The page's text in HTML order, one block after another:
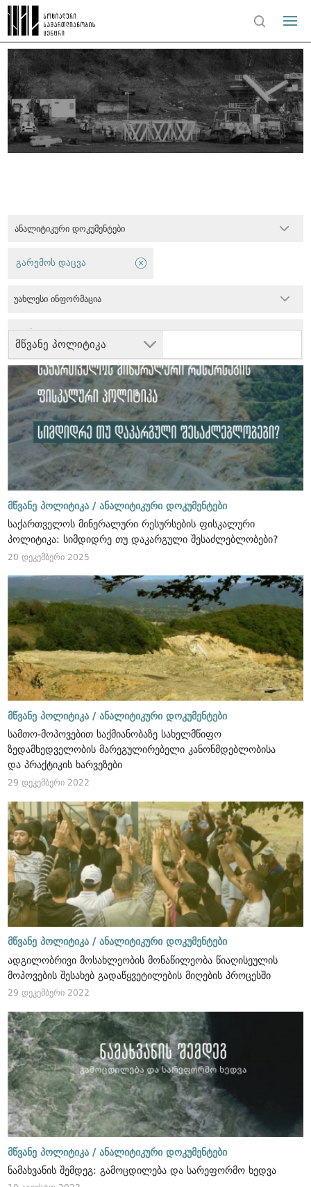
ანალიტიკური დოკუმენტები
მწვანე პოლიტიკა
გარემოს დაცვა
უახლესი ინფორმაცია
მწვანე პოლიტიკა / ანალიტიკური დოკუმენტები
საქართველოს მინერალური რესურსების ფისკალური
პოლიტიკა: სიმდიდრე თუ დაკარგული შესაძლებლობები?
20 დეკემბერი 2025
მწვანე პოლიტიკა / ანალიტიკური დოკუმენტები
სამთო-მოპოვებით საქმიანობაზე სახელმწიფო
ზედამხედველობის მარეგულირებელი კანონმდებლობისა
და პრაქტიკის ხარვეზები
29 დეკემბერი 2022
მწვანე პოლიტიკა / ანალიტიკური დოკუმენტები
ადგილობრივი მოსახლეობის მონაწილეობა წიაღისეულის
მოპოვების შესახებ გადაწყვეტილების მიღების პროცესში
29 დეკემბერი 2022
მწვანე პოლიტიკა / ანალიტიკური დოკუმენტები
ნამახვანის შემდეგ: გამოცდილება და სარეფორმო ხედვა